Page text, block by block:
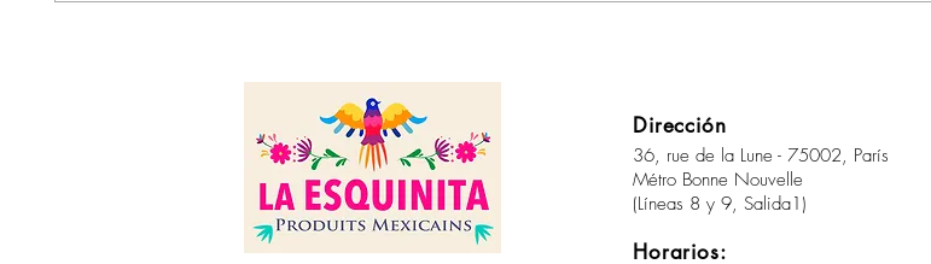
Dirección
36, rue de la Lune - 75002, París
Métro Bonne Nouvelle
(Líneas 8 y 9, Salida1)
Horarios: